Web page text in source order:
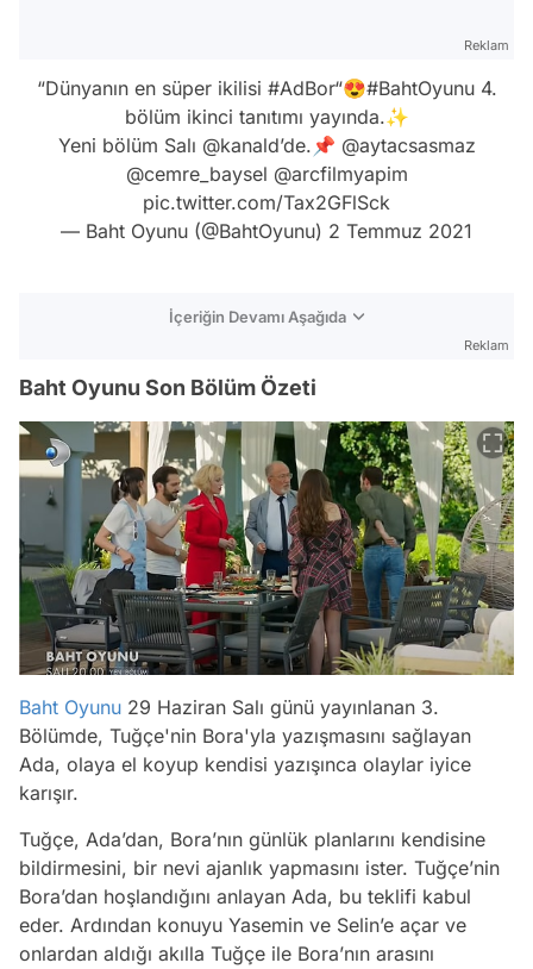
Reklam
“Dünyanın en süper ikilisi #AdBor“😍#BahtOyunu4.
bölüm ikinci tanıtımı yayında.✨
Yeni bölüm Salı @kanald’de.📌 @aytacsasmaz
@cemre_baysel @arcfilmyapim
pic.twitter.com/Tax2GFlSck
— Baht Oyunu (@BahtOyunu) 2 Temmuz 2021
İçeriğin Devamı Aşağıda
Reklam
Baht Oyunu Son Bölüm Özeti
Baht Oyunu 29 Haziran Salı günü yayınlanan 3.
Bölümde, Tuğçe'nin Bora'yla yazışmasını sağlayan
Ada, olaya el koyup kendisi yazışınca olaylar iyice
karışır.
Tuğçe, Ada’dan, Bora’nın günlük planlarını kendisine
bildirmesini, bir nevi ajanlık yapmasını ister. Tuğçe’nin
Bora’dan hoşlandığını anlayan Ada, bu teklifi kabul
eder. Ardından konuyu Yasemin ve Selin’e açar ve
onlardan aldığı akılla Tuğçe ile Bora’nın arasını